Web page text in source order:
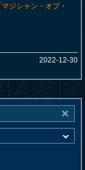
マジシャン・オブ・
2022-12-30